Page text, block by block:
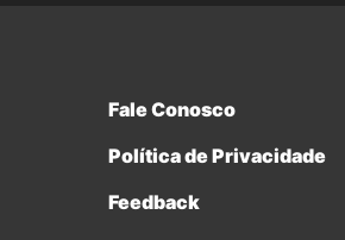
Fale Conosco
Política de Privacidade
Feedback